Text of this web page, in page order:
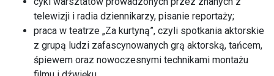
telewizji i radia dziennikarzy, pisanie reportaży;
praca w teatrze „Za kurtyną”, czyli spotkania aktorskie
z grupą ludzi zafascynowanych grą aktorską, tańcem,
śpiewem oraz nowoczesnymi technikami montażu